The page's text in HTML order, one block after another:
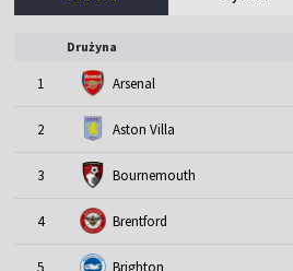
Drużyna
1 Arsenal
2 Aston Villa
3 Bournemouth
4 Brentford
5 Brighton